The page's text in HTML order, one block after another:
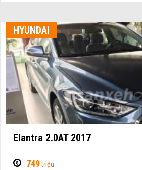
HYUNDAI
Elantra 2.0AT 2017
749triệu